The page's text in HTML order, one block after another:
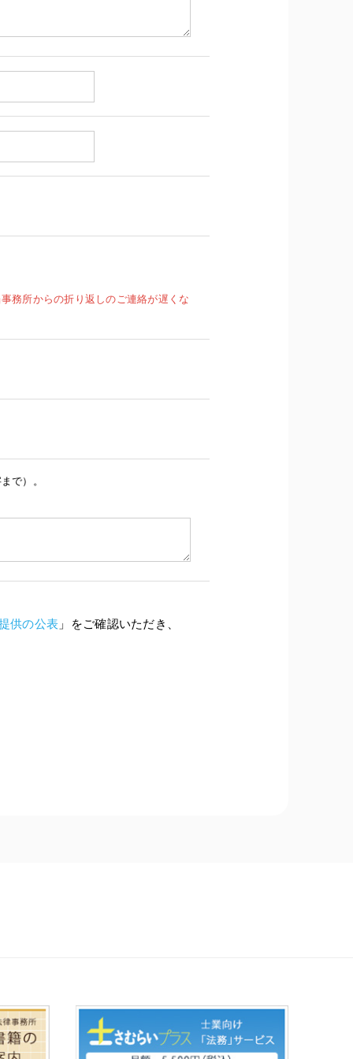
務所からの折り返しのご連絡が遅くな
で）。
供の公表 」をご確認いただき、